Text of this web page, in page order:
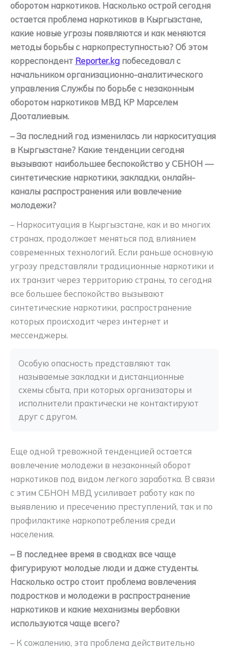
оборотом наркотиков. Насколько острой сегодня
остается проблема наркотиков в Кыргызстане,
какие новые угрозы появляются и как меняются
методы борьбы с наркопреступностью? Об этом
корреспондент Reporter.kg побеседовал с
начальником организационно-аналитического
управления Службы по борьбе с незаконным
оборотом наркотиков МВД КР Марселем
Дооталиевым.
– За последний год изменилась ли наркоситуация
в Кыргызстане? Какие тенденции сегодня
вызывают наибольшее беспокойство у СБНОН —
синтетические наркотики, закладки, онлайн-
каналы распространения или вовлечение
молодежи?
– Наркоситуация в Кыргызстане, как и во многих
странах, продолжает меняться под влиянием
современных технологий. Если раньше основную
угрозу представляли традиционные наркотики и
их транзит через территорию страны, то сегодня
все большее беспокойство вызывают
синтетические наркотики, распространение
которых происходит через интернет и
мессенджеры.
Особую опасность представляют так
называемые закладки и дистанционные
схемы сбыта, при которых организаторы и
исполнители практически не контактируют
друг с другом.
Еще одной тревожной тенденцией остается
вовлечение молодежи в незаконный оборот
наркотиков под видом легкого заработка. В связи
с этим СБНОН МВД усиливает работу как по
выявлению и пресечению преступлений, так и по
профилактике наркопотребления среди
населения.
– В последнее время в сводках все чаще
фигурируют молодые люди и даже студенты.
Насколько остро стоит проблема вовлечения
подростков и молодежи в распространение
наркотиков и какие механизмы вербовки
используются чаще всего?
– К сожалению, эта проблема действительно